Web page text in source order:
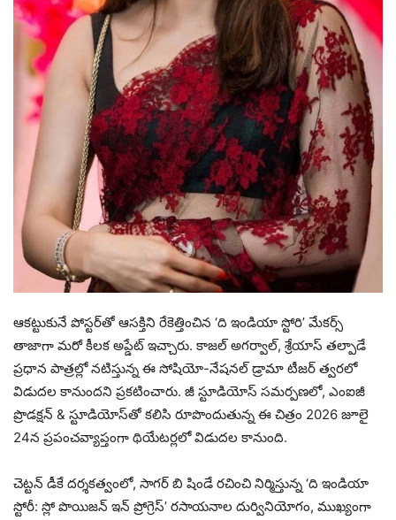
ఆకట్టుకునే పోస్టర్‌తో ఆసక్తిని రేకెత్తించిన ‘ది ఇండియా స్టోరి’ మేకర్స్
తాజాగా మరో కీలక అప్డేట్ ఇచ్చారు. కాజల్ అగర్వాల్, శ్రేయాస్ తల్పాడే
ప్రధాన పాత్రల్లో నటిస్తున్న ఈ సోషియో-నేషనల్ డ్రామా టీజర్ త్వరలో
విడుదల కానుందని ప్రకటించారు. జీ స్టూడియోస్ సమర్పణలో, ఎంఐజీ
ప్రొడక్షన్ & స్టూడియోస్‌తో కలిసి రూపొందుతున్న ఈ చిత్రం 2026 జూలై
24న ప్రపంచవ్యాప్తంగా థియేటర్లలో విడుదల కానుంది.
చెట్టన్ డీకే దర్శకత్వంలో, సాగర్ బి షిండే రచించి నిర్మిస్తున్న ‘ది ఇండియా
స్టోరీ: స్లో పొయిజన్ ఇన్ ప్రోగ్రెస్’ రసాయనాల దుర్వినియోగం, ముఖ్యంగా